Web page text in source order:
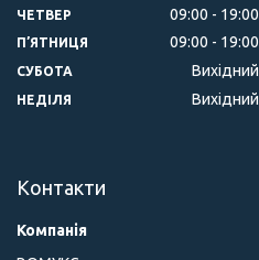
ЧЕТВЕР 09:00 19:00
ПʼЯТНИЦЯ 09:00 19:00
СУБОТА Вихідний
НЕДІЛЯ Вихідний
Контакти